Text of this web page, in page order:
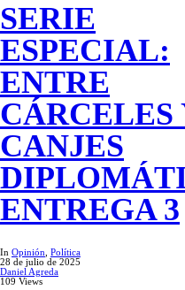
SERIE
ESPECIAL:
ENTRE
CÁRCELES
CANJES
ENTREGA 3
In Opinión Política
28 de julio de 2025
Daniel Agreda
109 Views